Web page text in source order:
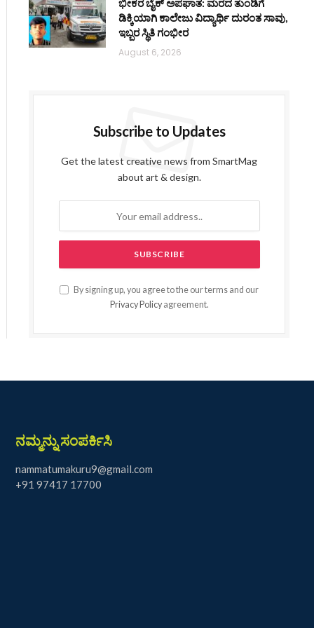
ಭೀಕರ ಬೈಕ್ ಅಪಘಾತ: ಮರದ ತುಂಡಿಗೆ
ಡಿಕ್ಕಿಯಾಗಿ ಕಾಲೇಜು ವಿದ್ಯಾರ್ಥಿ ದುರಂತ ಸಾವು,
ಇಬ್ಬರ ಸ್ಥಿತಿ ಗಂಭೀರ
August 6, 2026
Subscribe to Updates
Get the latest creative news from SmartMag
about art & design.
By signing up, you agree to the our terms and our
Privacy Policyagreement.
ನಮ್ಮನ್ನು ಸಂಪರ್ಕಿಸಿ
nammatumakuru9@gmail.com
+91 97417 17700